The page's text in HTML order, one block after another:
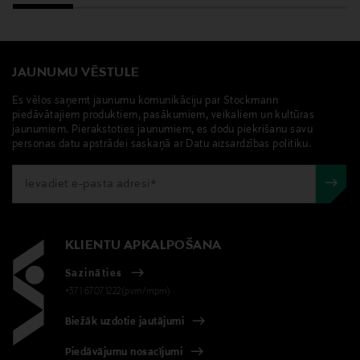
MALACHITE EXTRACT, ARNICA MONTANA FLOWER
EXTRACT, GINKGO BILOBA LEAF EXTRACT, AESCULUS
HIPPOCASTANUM (HORSE CHESTNUT) SEED
EXTRACT, ALGAE EXTRACT, ROSA DAMASCENA
FLOWER OIL, HYDROGENATED POLYISOBUTENE, PEG-
ALKYL ACRYLATE CROSSPOLYMER, PHOSPHOLIPIDS,
DEHYDROACETIC ACID, TOCOPHEROL,
PHENOXYETHANOL, POTASSIUM SORBATE, SODIUM
BENZOATE, CITRONELLOL, GERANIOL.
Ražotājvalsts
FRANCIJA
JAUNUMU VĒSTULE
Es vēlos saņemt jaunumu komunikāciju par Stockmann
piedāvātajiem produktiem, pasākumiem, veikaliem un kultūras
jaunumiem. Pierakstoties jaunumiem, es dodu piekrišanu savu
personas datu apstrādei saskaņā ar Datu aizsardzības politiku.
KLIENTU APKALPOŠANA
Sazināties
+371 67071222(pvm/mpm)
Biežāk uzdotie jautājumi
Piedāvājumu nosacījumi